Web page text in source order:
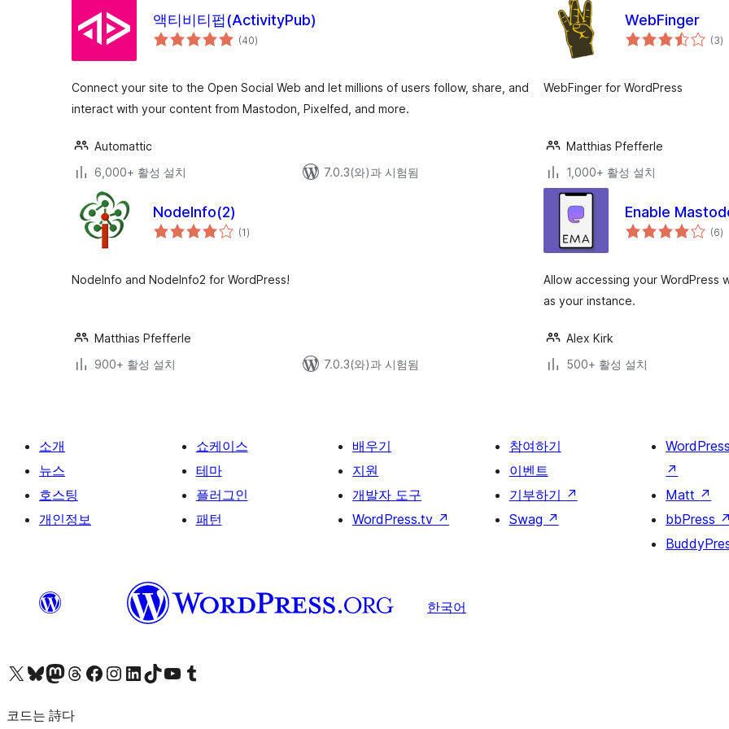
액티비티펍(ActivityPub)
(40전
체)
Connect your site to the Open Social Web and let millions of users follow, share, and
interact with your content from Mastodon, Pixelfed, and more.
Automattic
6,000+ 활성 설치
7.0.3(와)과 시험됨
WebFinger
(3전
체)
WebFinger for WordPress
Matthias Pfefferle
1,000+ 활성 설치
NodeInfo(2)
(1전
체)
NodeInfo and NodeInfo2 for WordPress!
Matthias Pfefferle
900+ 활성 설치
7.0.3(와)과 시험됨
Enable
(6전
체)
Allow accessing your WordPress
as your instance.
Alex Kirk
500+ 활성 설치
소개
뉴스
호스팅
개인정보
쇼케이스
테마
플러그인
패턴
배우기
지원
개발자 도구
WordPress.tv ↗
참여하기
이벤트
기부하기 ↗
Swag ↗
↗
Matt ↗
bbPress ↗
한국어
X(이전 트위터) 계정 방문하기블루스카이 계정 방문하기마스토돈 계정 방문하기스레드 계정 방문하기 페이스북 페이지 방문하기인스타그램 계정 방문하기 LinkedIn 계정 방문하기틱톡 계정 방문하기유튜브 채널 방문하기 텀블러 계정 방문하기
코드는 詩다